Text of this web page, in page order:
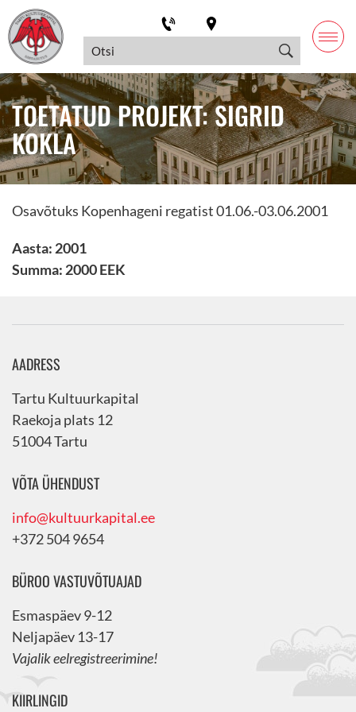
TOETATUD PROJEKT: SIGRID
KOKLA
Osavõtuks Kopenhageni regatist 01.06.-03.06.2001
Aasta: 2001
Summa: 2000 EEK
AADRESS
Tartu Kultuurkapital
Raekoja plats 12
51004 Tartu
VÕTA ÜHENDUST
info@kultuurkapital.ee
+372 504 9654
BÜROO VASTUVÕTUAJAD
Esmaspäev 9-12
Neljapäev 13-17
Vajalik eelregistreerimine!
KIIRLINGID